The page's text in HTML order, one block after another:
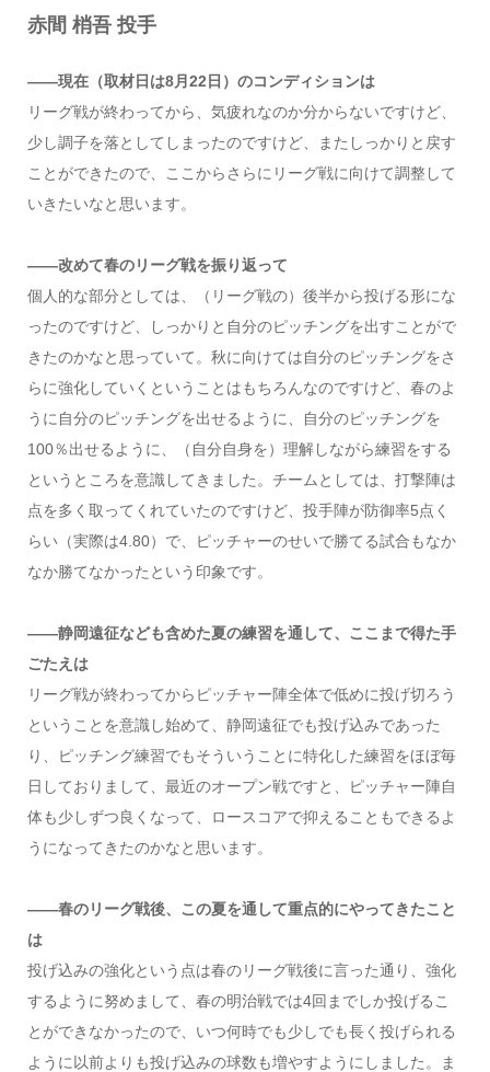
赤間 梢吾 投手
――現在（取材日は8月22日）のコンディションは
リーグ戦が終わってから、気疲れなのか分からないですけど、
少し調子を落としてしまったのですけど、またしっかりと戻す
ことができたので、ここからさらにリーグ戦に向けて調整して
いきたいなと思います。
――改めて春のリーグ戦を振り返って
個人的な部分としては、（リーグ戦の）後半から投げる形にな
ったのですけど、しっかりと自分のピッチングを出すことがで
きたのかなと思っていて。秋に向けては自分のピッチングをさ
らに強化していくということはもちろんなのですけど、春のよ
うに自分のピッチングを出せるように、自分のピッチングを
100％出せるように、（自分自身を）理解しながら練習をする
というところを意識してきました。チームとしては、打撃陣は
点を多く取ってくれていたのですけど、投手陣が防御率5点く
らい（実際は4.80）で、ピッチャーのせいで勝てる試合もなか
なか勝てなかったという印象です。
――静岡遠征なども含めた夏の練習を通して、ここまで得た手
ごたえは
リーグ戦が終わってからピッチャー陣全体で低めに投げ切ろう
ということを意識し始めて、静岡遠征でも投げ込みであった
り、ピッチング練習でもそういうことに特化した練習をほぼ毎
日しておりまして、最近のオープン戦ですと、ピッチャー陣自
体も少しずつ良くなって、ロースコアで抑えることもできるよ
うになってきたのかなと思います。
――春のリーグ戦後、この夏を通して重点的にやってきたこと
は
投げ込みの強化という点は春のリーグ戦後に言った通り、強化
するように努めまして、春の明治戦では4回までしか投げるこ
とができなかったので、いつ何時でも少しでも長く投げられる
ように以前よりも投げ込みの球数も増やすようにしました。ま